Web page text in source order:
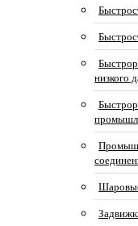
низкого